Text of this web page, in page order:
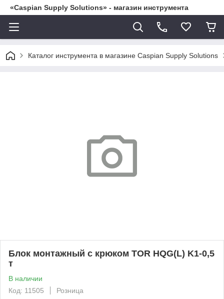
«Caspian Supply Solutions» - магазин инструмента
Каталог инструмента в магазине Caspian Supply Solutions
Блок монтажный с крюком TOR HQG(L) K1-0,5
т
В наличии
Код: 11505
Розница